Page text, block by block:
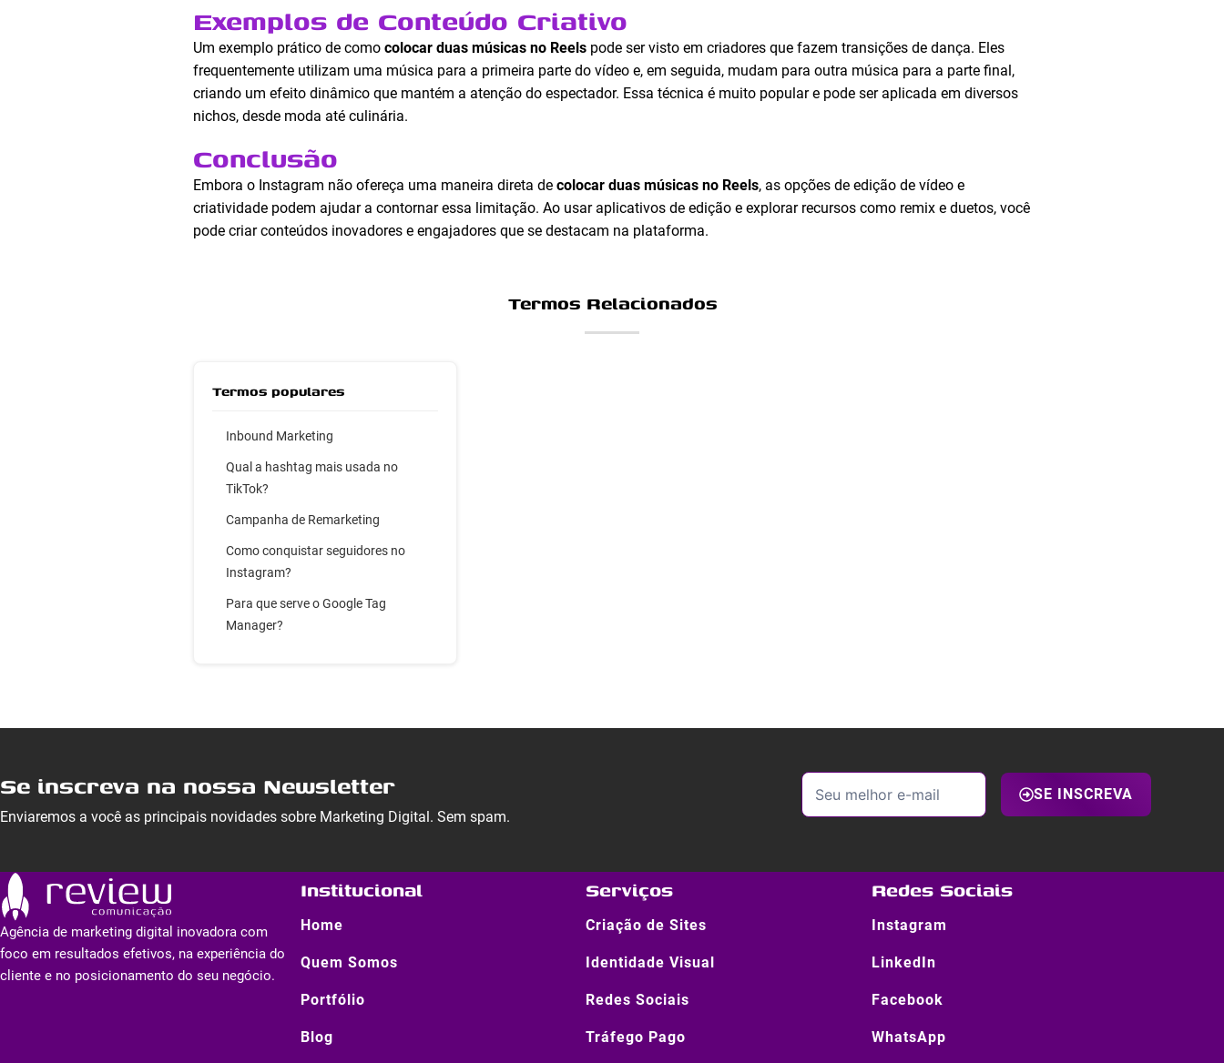
Exemplos de Conteúdo Criativo
Um exemplo prático de como colocar duas músicas no Reels pode ser visto em criadores que fazem transições de dança. Eles
frequentemente utilizam uma música para a primeira parte do vídeo e, em seguida, mudam para outra música para a parte final,
criando um efeito dinâmico que mantém a atenção do espectador. Essa técnica é muito popular e pode ser aplicada em diversos
nichos, desde moda até culinária.
Conclusão
Embora o Instagram não ofereça uma maneira direta de colocar duas músicas no Reels, as opções de edição de vídeo e
criatividade podem ajudar a contornar essa limitação. Ao usar aplicativos de edição e explorar recursos como remix e duetos, você
pode criar conteúdos inovadores e engajadores que se destacam na plataforma.
Termos Relacionados
Termos populares
Inbound Marketing
Qual a hashtag mais usada no
TikTok?
Campanha de Remarketing
Como conquistar seguidores no
Instagram?
Para que serve o Google Tag
Manager?
Se inscreva na nossa Newsletter
Enviaremos a você as principais novidades sobre Marketing Digital. Sem spam.
SE INSCREVA
Agência de marketing digital inovadora com
foco em resultados efetivos, na experiência do
cliente e no posicionamento do seu negócio.
Institucional
Home
Quem Somos
Portfólio
Blog
Serviços
Criação de Sites
Identidade Visual
Redes Sociais
Tráfego Pago
Redes Sociais
Instagram
LinkedIn
Facebook
WhatsApp